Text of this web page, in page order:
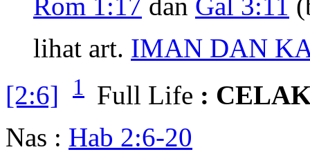
lihat art. IMAN DAN
[2:6]
1 Full Life :
Nas : Hab 2:6-20